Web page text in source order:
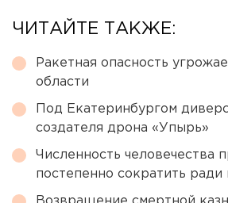
ЧИТАЙТЕ ТАКЖЕ:
Ракетная опасность
области
Под Екатеринбургом
создателя дрона «Упырь»
Численность человечества
постепенно сократить ради